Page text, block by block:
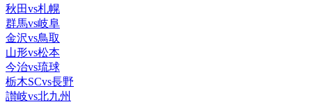
秋田vs札幌
群馬vs岐阜
金沢vs鳥取
山形vs松本
今治vs琉球
栃木SCvs長野
讃岐vs北九州